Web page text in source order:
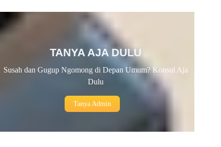
TANYA AJA DULU
Susah dan Gugup Ngomong di Depan Umum? Konsul Aja
Dulu
Tanya Admin